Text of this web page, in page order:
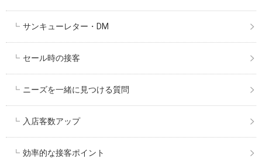
サンキューレター・DM
セール時の接客
ニーズを一緒に見つける質問
入店客数アップ
効率的な接客ポイント